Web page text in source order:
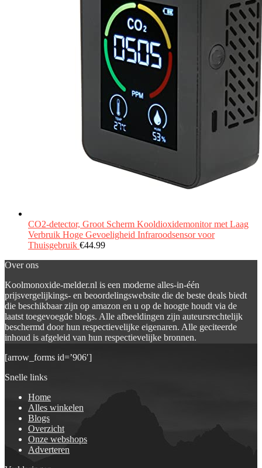
CO2-detector, Groot Scherm Kooldioxidemonitor met Laag
Verbruik Hoge Gevoeligheid Infraroodsensor voor
Thuisgebruik €44.99
Over ons
Koolmonoxide-melder.nl is een moderne alles-in-één
prijsvergelijkings- en beoordelingswebsite die de beste deals biedt
die beschikbaar zijn op amazon en u op de hoogte houdt via de
laatst toegevoegde blogs. Alle afbeeldingen zijn auteursrechtelijk
beschermd door hun respectievelijke eigenaren. Alle geciteerde
inhoud is afgeleid van hun respectievelijke bronnen.
[arrow_forms id=’906′]
Snelle links
Home
Alles winkelen
Blogs
Overzicht
Onze webshops
Adverteren